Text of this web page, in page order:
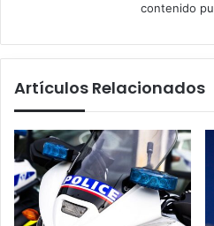
contenido
Artículos Relacionados